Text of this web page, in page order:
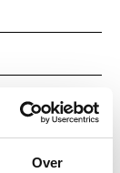
Over